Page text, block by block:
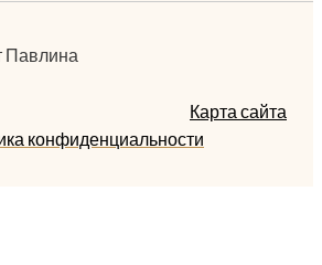
Карта сайта
конфиденциальности